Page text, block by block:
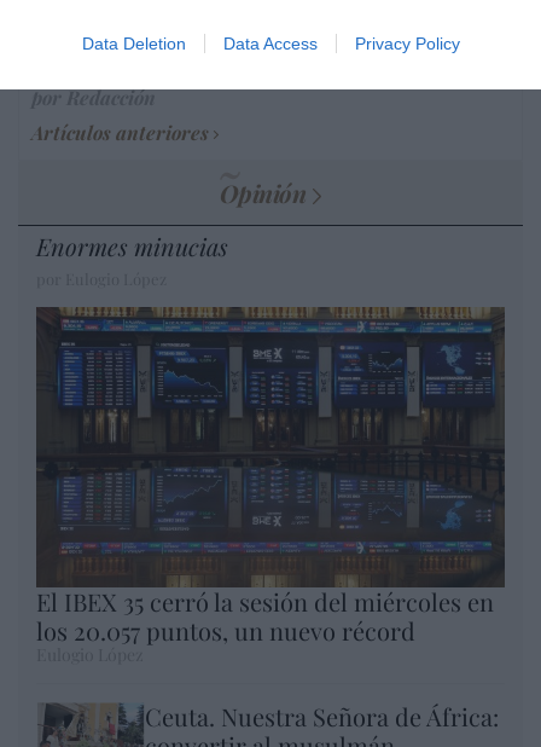
Data Deletion Data Access Privacy Policy
investigación del caso Koldo, ante el
ingente material incautado por la UCO
por Redacción
Artículos anteriores
Opinión
Enormes minucias
El IBEX 35 cerró la sesión del miércoles en
los 20.057 puntos, un nuevo récord
Ceuta. Nuestra Señora de África: